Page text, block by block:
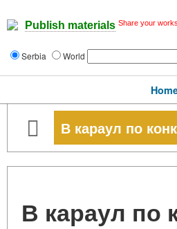
Publish materials Share your
Serbia World
В караул по
В караул по